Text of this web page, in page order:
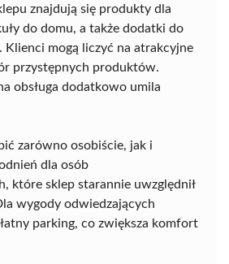
znajdują się produkty dla
do domu, a także dodatki do
Klienci mogą liczyć na atrakcyjne
przystępnych produktów.
obsługa dodatkowo umila
zarówno osobiście, jak i
dla osób
które sklep starannie uwzględnił
wygody odwiedzających
parking, co zwiększa komfort